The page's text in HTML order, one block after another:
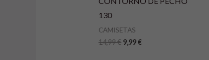
130
CAMISETAS
14,99€ 9,99€